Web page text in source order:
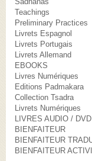
Teachings
Preliminary Practices
Livrets Espagnol
Livrets Portugais
Livrets Allemand
EBOOKS
Livres Numériques
Editions Padmakara
Collection Tsadra
Livrets Numériques
LIVRES AUDIO / DVD
BIENFAITEUR
BIENFAITEUR
BIENFAITEUR